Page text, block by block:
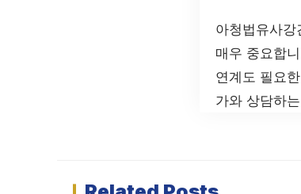
아청법유사
매우 중요합
연계도 필요
가와 상담하